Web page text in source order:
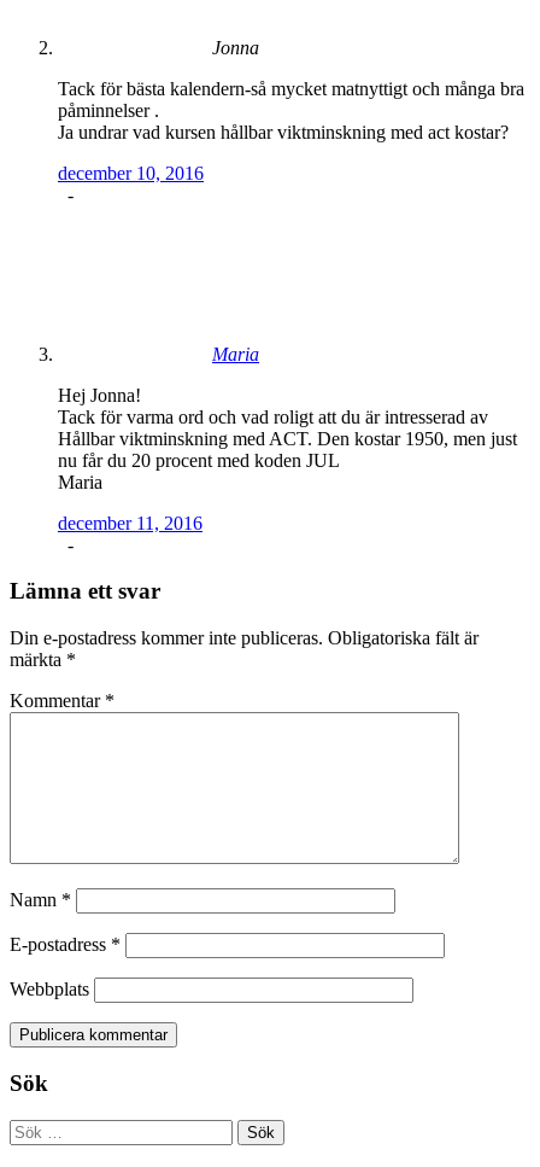
Jonna
Tack för bästa kalendern-så mycket matnyttigt och många bra
påminnelser .
Ja undrar vad kursen hållbar viktminskning med act kostar?
december 10, 2016
-
Maria
Hej Jonna!
Tack för varma ord och vad roligt att du är intresserad av
Hållbar viktminskning med ACT. Den kostar 1950, men just
nu får du 20 procent med koden JUL
Maria
december 11, 2016
-
Lämna ett svar
Din e-postadress kommer inte publiceras. Obligatoriska fält är
märkta *
Kommentar *
Namn *
E-postadress *
Webbplats
Sök
Sök
efter: